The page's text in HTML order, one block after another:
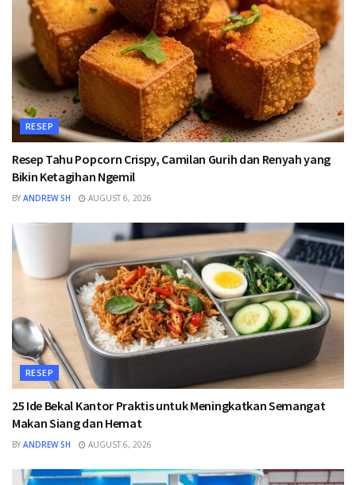
RESEP
Resep Tahu Popcorn Crispy, Camilan Gurih dan Renyah yang
Bikin Ketagihan Ngemil
BY ANDREW SH AUGUST 6, 2026
RESEP
25 Ide Bekal Kantor Praktis untuk Meningkatkan Semangat
Makan Siang dan Hemat
BY ANDREW SH AUGUST 6, 2026